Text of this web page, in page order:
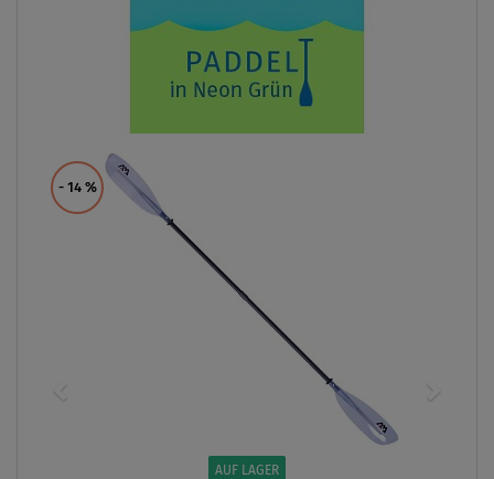
- 14 %
AUF LAGER